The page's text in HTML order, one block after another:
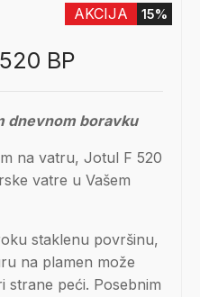
BP
AKCIJA 15%
dnevnom boravku
na vatru, Jotul F 520
vatre u Vašem
staklenu površinu,
na plamen može
strane peći. Posebnim